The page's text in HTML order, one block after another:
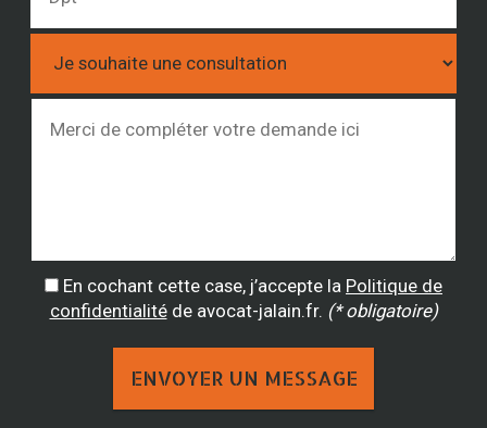
En cochant cette case, j’accepte la Politique de
confidentialitéde avocat-jalain.fr. (* obligatoire)